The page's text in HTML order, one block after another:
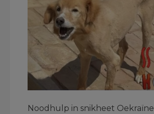
Noodhulp in snikheet